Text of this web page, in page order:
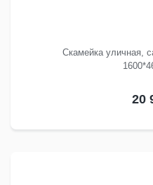
Скамейка уличная,
20